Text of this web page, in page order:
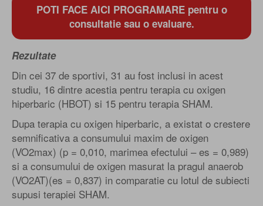
POTI FACE AICI PROGRAMARE pentru o
consultatie sau o evaluare.
Rezultate
Din cei 37 de sportivi, 31 au fost inclusi in acest
studiu, 16 dintre acestia pentru terapia cu oxigen
hiperbaric (HBOT) si 15 pentru terapia SHAM.
Dupa terapia cu oxigen hiperbaric, a existat o crestere
semnificativa a consumului maxim de oxigen
(VO2max) (p = 0,010, marimea efectului – es = 0,989)
si a consumului de oxigen masurat la pragul anaerob
(VO2AT)(es = 0,837) in comparatie cu lotul de subiecti
supusi terapiei SHAM.